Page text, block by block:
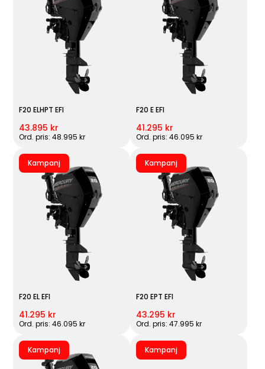
F20 ELHPT EFI
43.895 kr
Ord. pris: 48.995 kr
F20 E EFI
41.295 kr
Ord. pris: 46.095 kr
Kampanj
F20 EL EFI
41.295 kr
Ord. pris: 46.095 kr
Kampanj
F20 EPT EFI
43.295 kr
Ord. pris: 47.995 kr
Kampanj Kampanj